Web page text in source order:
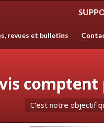
donc
HORAIRES
:
Vendredi
: 8:30-
revues et bulletins
C'est notre objectif